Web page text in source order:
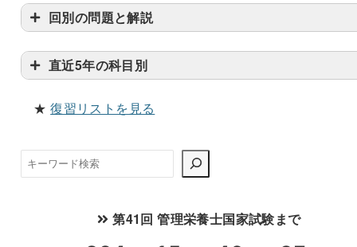
臨床栄養学
解説付き60問を見る（PDF・500円）
回別の問題と解説
直近5年の科目別
★復習リストを見る
検
索
第41回 管理栄養士国家試験まで